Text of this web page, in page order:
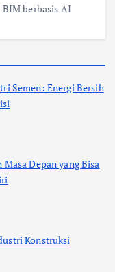
berbasis AI
Semen: Energi Bersih
Depan yang Bisa
Konstruksi